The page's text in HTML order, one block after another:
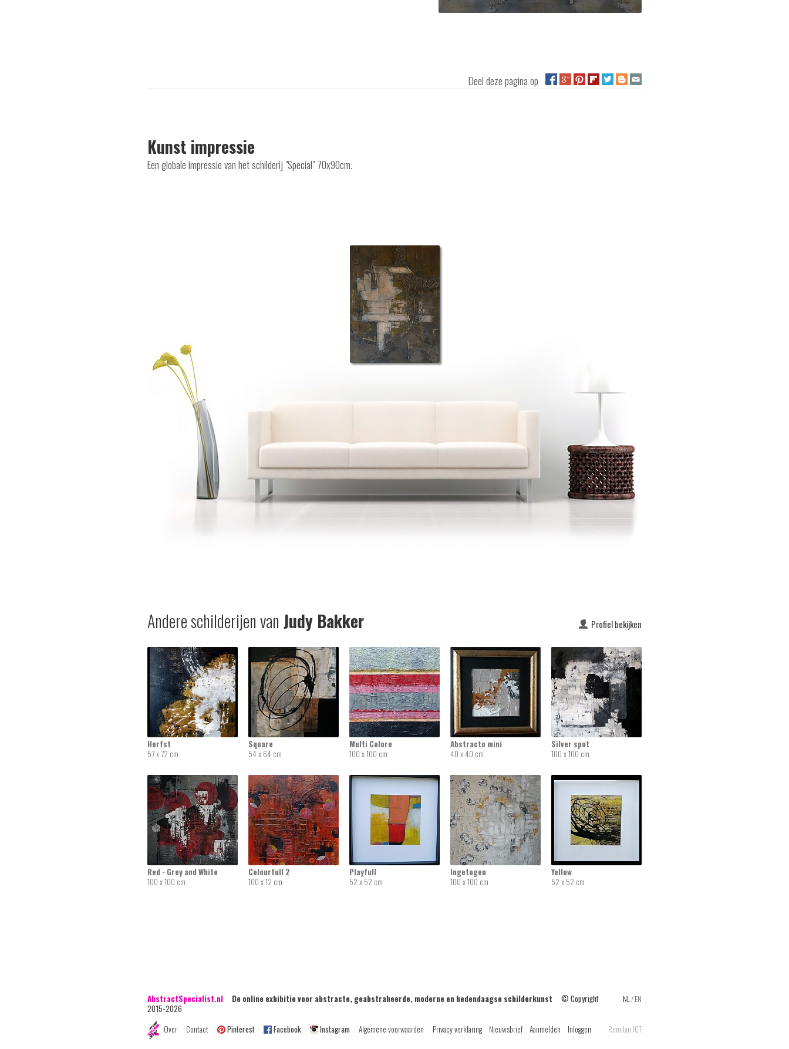
Deel deze pagina op
Kunst impressie
Een globale impressie van het schilderij "Special" 70x90cm.
Profiel bekijken
Andere schilderijen van Judy Bakker
Herfst
57 x 72 cm
Square
54 x 64 cm
Multi Colore
100 x 100 cm
Abstracto mini
40 x 40 cm
Silver spot
100 x 100 cm
Red - Grey and White
100 x 100 cm
Colourfull 2
100 x 12 cm
Playfull
52 x 52 cm
Ingetogen
100 x 100 cm
Yellow
52 x 52 cm
NL /EN
AbstractSpecialist.nl De online exhibitie voor abstracte, geabstraheerde, moderne en hedendaagse schilderkunst © Copyright
2015-2026
Over
Contact Pinterest Facebook Instagram Algemene voorwaarden Privacy verklaring Nieuwsbrief Aanmelden Inloggen Romilan ICT